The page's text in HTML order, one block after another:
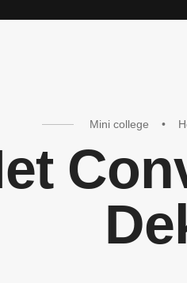
Mini college •